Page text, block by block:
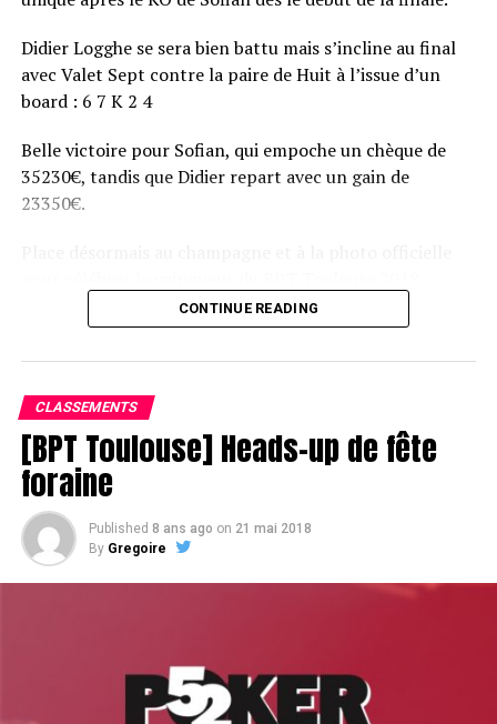
Didier Logghe se sera bien battu mais s’incline au final
avec Valet Sept contre la paire de Huit à l’issue d’un
board : 6 7 K 2 4
Belle victoire pour Sofian, qui empoche un chèque de
35230€, tandis que Didier repart avec un gain de
23350€.
CONTINUE READING
CLASSEMENTS
[BPT Toulouse] Heads-up de fête
foraine
Published 8 ans ago on 21 mai 2018
By Gregoire